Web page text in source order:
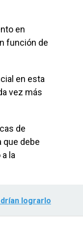
en
función de
en esta
vez más
de
que debe
la
lograrlo